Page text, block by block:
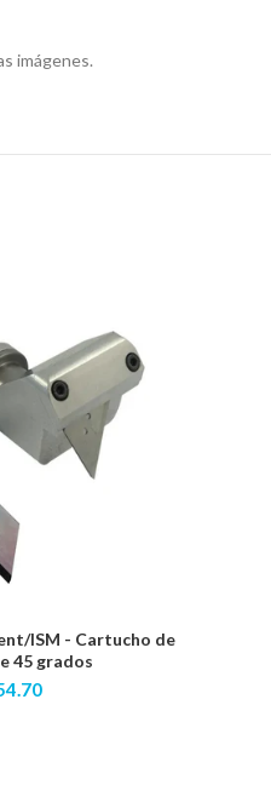
imágenes.
ISM - Cartucho de
45 grados